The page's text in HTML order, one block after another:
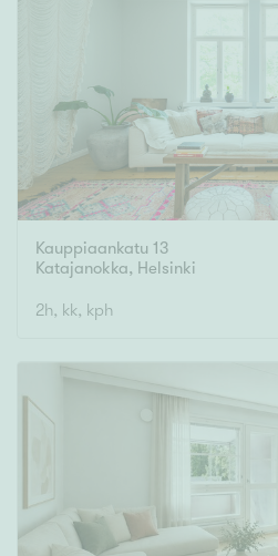
Kauppiaankatu 13
Katajanokka, Helsinki
2h, kk, kph